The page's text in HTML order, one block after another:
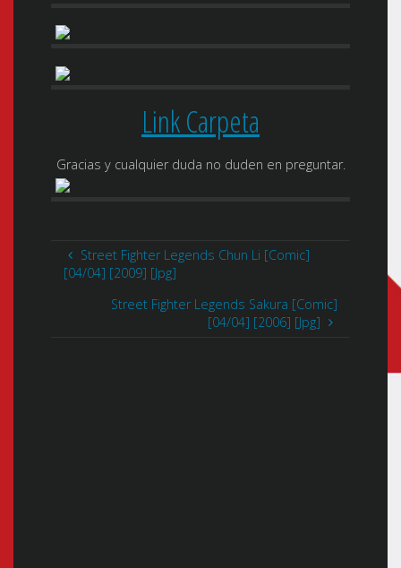
Link Carpeta
Gracias y cualquier duda no duden en preguntar.
Street Fighter Legends Chun Li [Comic]
[04/04] [2009] [Jpg]
Street Fighter Legends Sakura [Comic]
[04/04] [2006] [Jpg]